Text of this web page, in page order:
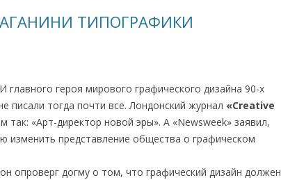
ТИПОГРАФИКИ
героя мирового графического дизайна 90-х
писали тогда почти все. Лондонский журнал «Creative
так: «Арт-директор новой эры». А «Newsweek» заявил,
изменить представление общества о графическом
опроверг догму о том, что графический дизайн должен